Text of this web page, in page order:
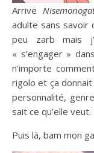
Arrive
adulte sans savoir
peu zarb mais
« s’engager »
n’importe
rigolo et ça
personnalité,
sait ce qu’elle veut.
Puis là, bam mon